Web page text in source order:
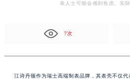
表人士可能会感到焦虑。实
7次
江诗丹顿作为瑞士高端制表品牌，其表壳不仅